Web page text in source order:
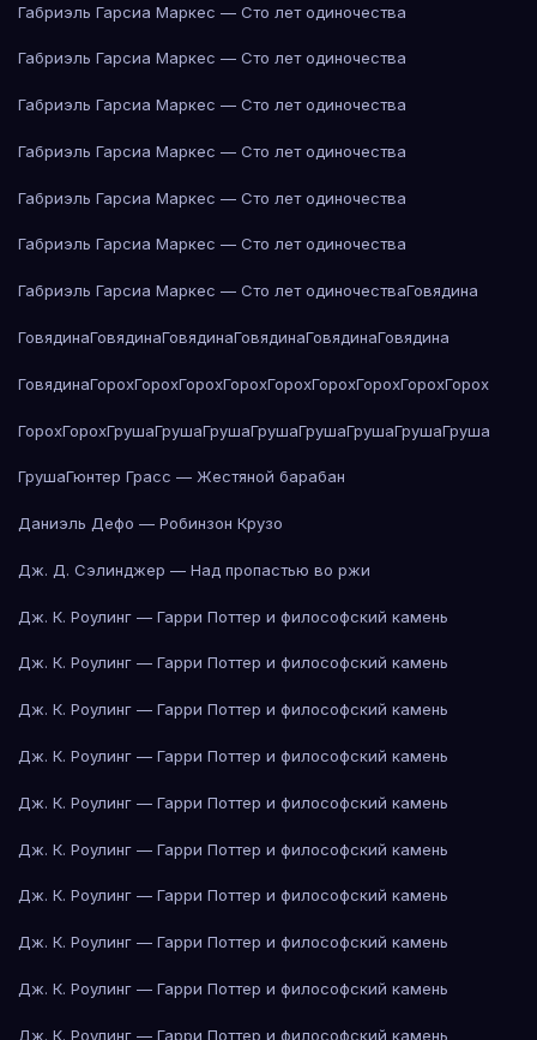
Габриэль Гарсиа Маркес — Сто лет одиночества
Габриэль Гарсиа Маркес — Сто лет одиночества
Габриэль Гарсиа Маркес — Сто лет одиночества
Габриэль Гарсиа Маркес — Сто лет одиночества
Габриэль Гарсиа Маркес — Сто лет одиночества
Габриэль Гарсиа Маркес — Сто лет одиночества
Габриэль Гарсиа Маркес — Сто лет одиночестваГовядина
ГовядинаГовядинаГовядинаГовядинаГовядинаГовядина
ГовядинаГорохГорохГорохГорохГорохГорохГорохГорохГорох
ГорохГорохГрушаГрушаГрушаГрушаГрушаГрушаГрушаГруша
ГрушаГюнтер Грасс — Жестяной барабан
Даниэль Дефо — Робинзон Крузо
Дж. Д. Сэлинджер — Над пропастью во ржи
Дж. К. Роулинг — Гарри Поттер и философский камень
Дж. К. Роулинг — Гарри Поттер и философский камень
Дж. К. Роулинг — Гарри Поттер и философский камень
Дж. К. Роулинг — Гарри Поттер и философский камень
Дж. К. Роулинг — Гарри Поттер и философский камень
Дж. К. Роулинг — Гарри Поттер и философский камень
Дж. К. Роулинг — Гарри Поттер и философский камень
Дж. К. Роулинг — Гарри Поттер и философский камень
Дж. К. Роулинг — Гарри Поттер и философский камень
Дж. К. Роулинг — Гарри Поттер и философский камень